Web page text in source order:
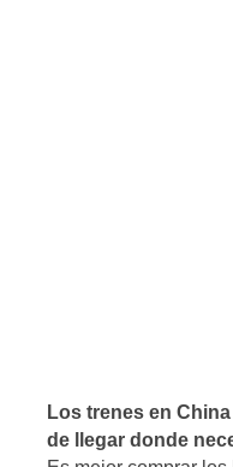
Los trenes en
de llegar donde